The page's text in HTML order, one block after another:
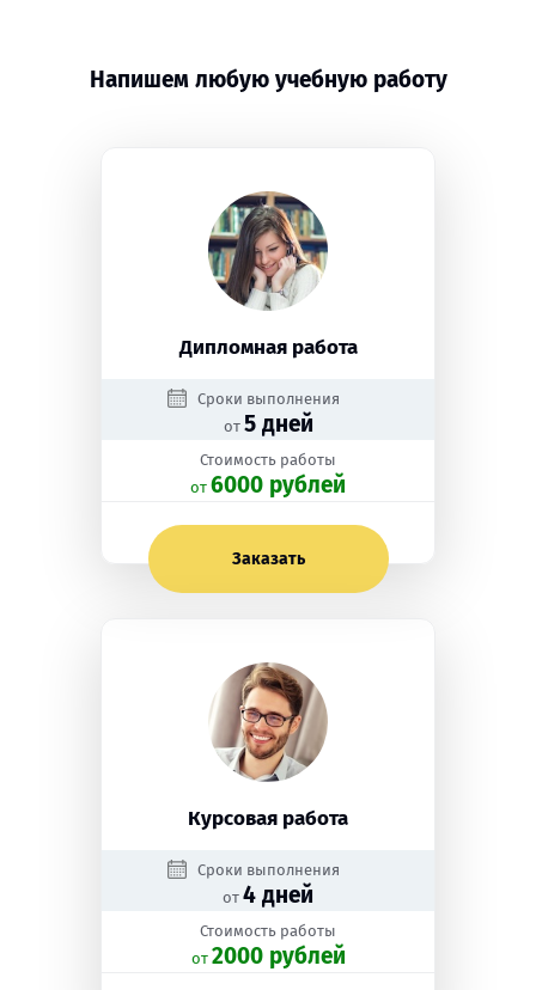
Напишем любую учебную работу
Дипломная работа
Сроки выполнения
от 5 дней
Стоимость работы
oт 6000 рублей
Заказать
Курсовая работа
Сроки выполнения
от 4 дней
Стоимость работы
oт 2000 рублей